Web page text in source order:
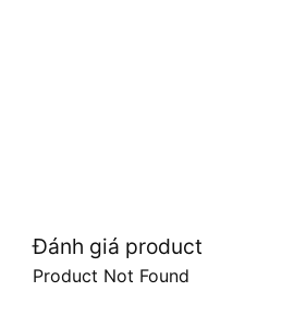
Đánh giá product
Product Not Found